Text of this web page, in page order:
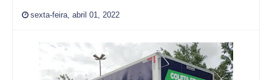
sexta-feira, abril 01, 2022